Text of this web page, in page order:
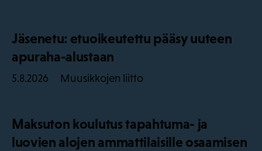
Jäsenetu: etuoikeutettu pääsy uuteen
apuraha-alustaan
5.8.2026 Muusikkojen liitto
Maksuton koulutus tapahtuma- ja
luovien alojen ammattilaisille osaamisen